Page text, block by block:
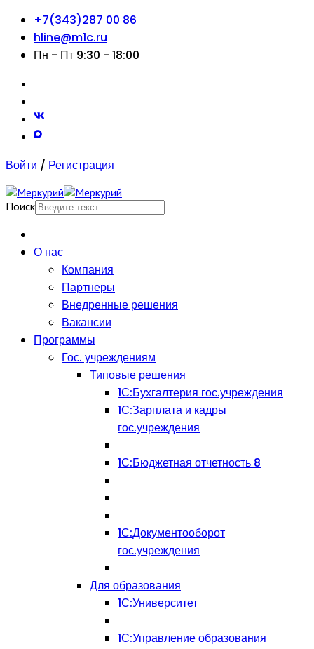
+7(343)287 00 86
hline@m1c.ru
Пн - Пт 9:30 - 18:00
Войти / Регистрация
Поиск
О нас
Компания
Партнеры
Внедренные решения
Вакансии
Программы
Гос. учреждениям
Типовые решения
1С:Бухгалтерия гос.учреждения
1С:Зарплата и кадры
гос.учреждения
1С:Бюджетная отчетность 8
1С:Документооборот
гос.учреждения
Для образования
1С:Университет
1С:Управление образования